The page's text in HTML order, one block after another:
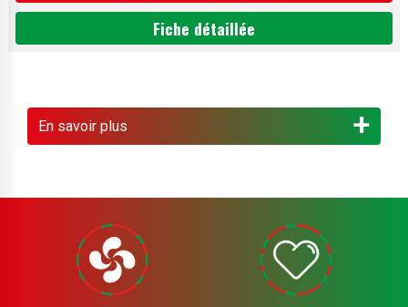
Fiche détaillée
En savoir plus